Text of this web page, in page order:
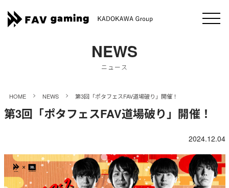
NEWS
ニュース
HOME > NEWS > 第3回「ポタフェスFAV道場破り」開催！
第3回「ポタフェスFAV道場破り」開催！
2024.12.04